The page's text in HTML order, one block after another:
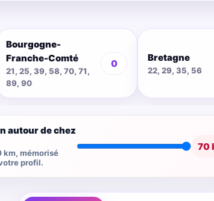
Bourgogne-
Franche-Comté
21, 25, 39, 58, 70, 71,
89, 90
0
Bretagne
22, 29, 35, 56
autour de chez
km, mémorisé
profil.
70